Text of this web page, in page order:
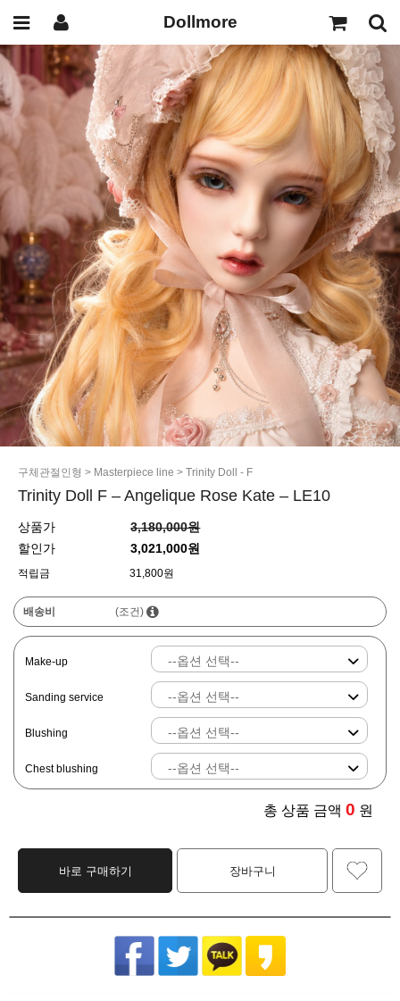
Dollmore
구체관절인형 > Masterpiece line > Trinity Doll - F
Trinity Doll F – Angelique Rose Kate – LE10
상품가
3,180,000원
할인가
3,021,000원
적립금 31,800원
배송비 (조건)
Make-up
Sanding service
Blushing
Chest blushing
총 상품 금액 0 원
바로 구매하기 장바구니